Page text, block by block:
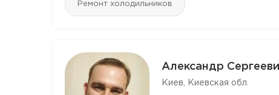
Ремонт холодильников
Александр
Киев, Киевская обл.